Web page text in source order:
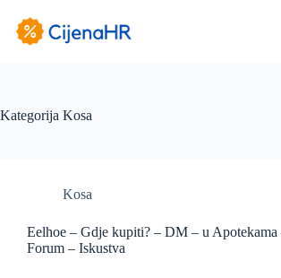
sadržaj
Kategorija Kosa
Kosa
Eelhoe – Gdje kupiti? – DM – u Apotekama
Forum – Iskustva